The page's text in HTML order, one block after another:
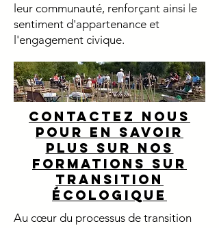
leur communauté, renforçant ainsi le
sentiment d'appartenance et
l'engagement civique.
contactez nous
pour en savoir
plus sur nos
formations sur
transition
écologique
Au cœur du processus de transition